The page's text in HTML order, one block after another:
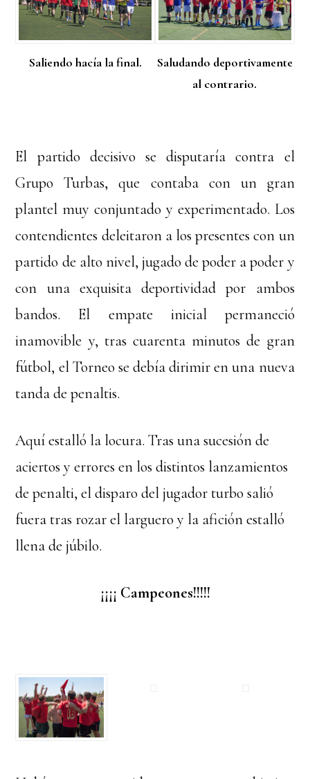
Saliendo hacía la final.
Saludando deportivamente
al contrario.
El partido decisivo se disputaría contra el
Grupo Turbas, que contaba con un gran
plantel muy conjuntado y experimentado. Los
contendientes deleitaron a los presentes con un
partido de alto nivel, jugado de poder a poder y
con una exquisita deportividad por ambos
bandos. El empate inicial permaneció
inamovible y, tras cuarenta minutos de gran
fútbol, el Torneo se debía dirimir en una nueva
tanda de penaltis.
Aquí estalló la locura. Tras una sucesión de
aciertos y errores en los distintos lanzamientos
de penalti, el disparo del jugador turbo salió
fuera tras rozar el larguero y la afición estalló
llena de júbilo.
¡¡¡¡ Campeones!!!!!